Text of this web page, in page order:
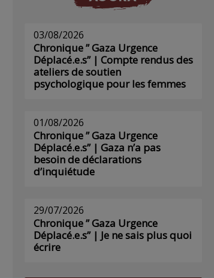
03/08/2026
Chronique ” Gaza Urgence
Déplacé.e.s” | Compte rendus des
ateliers de soutien
psychologique pour les femmes
01/08/2026
Chronique ” Gaza Urgence
Déplacé.e.s” | Gaza n’a pas
besoin de déclarations
d’inquiétude
29/07/2026
Chronique ” Gaza Urgence
Déplacé.e.s” | Je ne sais plus quoi
écrire